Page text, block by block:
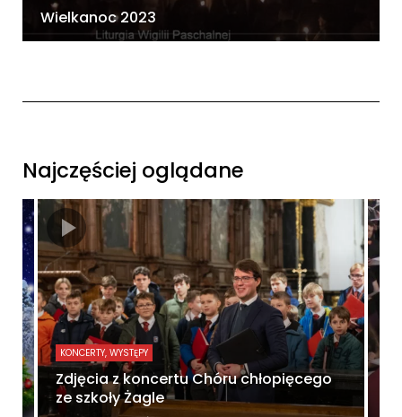
Wielkanoc 2023
Najczęściej oglądane
KONCERTY, WYSTĘPY
Zdjęcia z koncertu Chóru chłopięcego
ze szkoły Żagle